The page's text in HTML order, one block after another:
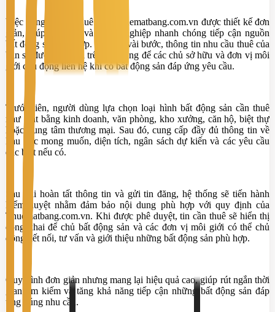
Việc đăng tin cần thuê trên Thuematbang.com.vn được thiết kế đơn
giản, giúp cá nhân và doanh nghiệp nhanh chóng tiếp cận nguồn
bất động sản phù hợp. Chỉ với vài bước, thông tin nhu cầu thuê của
bạn sẽ được hiển thị trên hệ thống để các chủ sở hữu và đơn vị môi
giới chủ động liên hệ khi có bất động sản đáp ứng yêu cầu.
Trước tiên, người dùng lựa chọn loại hình bất động sản cần thuê
như mặt bằng kinh doanh, văn phòng, kho xưởng, căn hộ, biệt thự
hoặc trung tâm thương mại. Sau đó, cung cấp đầy đủ thông tin về
khu vực mong muốn, diện tích, ngân sách dự kiến và các yêu cầu
đặc biệt nếu có.
Sau khi hoàn tất thông tin và gửi tin đăng, hệ thống sẽ tiến hành
kiểm duyệt nhằm đảm bảo nội dung phù hợp với quy định của
Thuematbang.com.vn. Khi được phê duyệt, tin cần thuê sẽ hiển thị
công khai để chủ bất động sản và các đơn vị môi giới có thể chủ
động kết nối, tư vấn và giới thiệu những bất động sản phù hợp.
Quy trình đơn giản nhưng mang lại hiệu quả cao, giúp rút ngắn thời
gian tìm kiếm và tăng khả năng tiếp cận những bất động sản đáp
ứng đúng nhu cầu.